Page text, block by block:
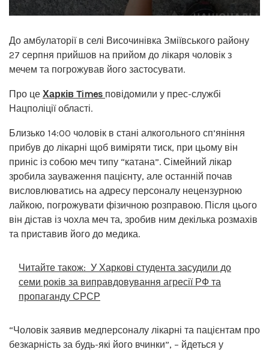
До амбулаторії в селі Височинівка Зміївського району
27 серпня прийшов на прийом до лікаря чоловік з
мечем та погрожував його застосувати.
Про це Харків Times повідомили у прес-службі
Нацполіції області.
Близько 14:00 чоловік в стані алкогольного сп’яніння
прибув до лікарні щоб виміряти тиск, при цьому він
приніс із собою меч типу “катана”. Сімейний лікар
зробила зауваження пацієнту, але останній почав
висловлюватись на адресу персоналу нецензурною
лайкою, погрожувати фізичною розправою. Після цього
він дістав із чохла меч та, зробив ним декілька розмахів
та приставив його до медика.
Читайте також: У Харкові студента засудили до
семи років за виправдовування агресії РФ та
пропаганду СРСР
“Чоловік заявив медперсоналу лікарні та пацієнтам про
безкарність за будь-які його вчинки”, – йдеться у